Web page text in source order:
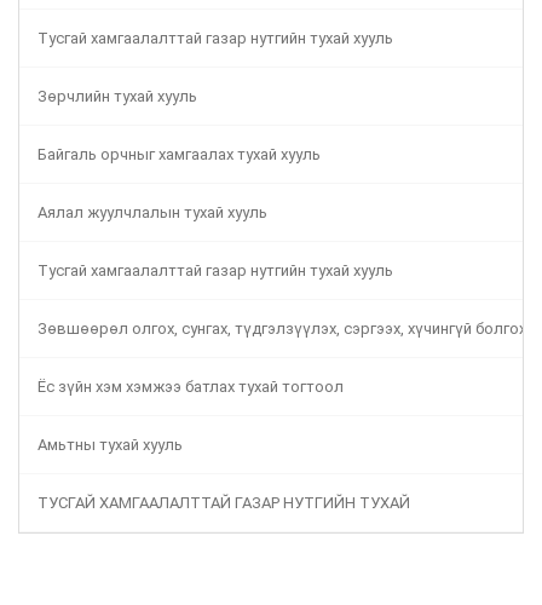
Тусгай хамгаалалттай газар нутгийн тухай хууль
Зөрчлийн тухай хууль
Байгаль орчныг хамгаалах тухай хууль
Аялал жуулчлалын тухай хууль
Тусгай хамгаалалттай газар нутгийн тухай хууль
Зөвшөөрөл олгох, сунгах, түдгэлзүүлэх, сэргээх, хүчингүй болгох
Ёс зүйн хэм хэмжээ батлах тухай тогтоол
Амьтны тухай хууль
ТУСГАЙ ХАМГААЛАЛТТАЙ ГАЗАР НУТГИЙН ТУХАЙ